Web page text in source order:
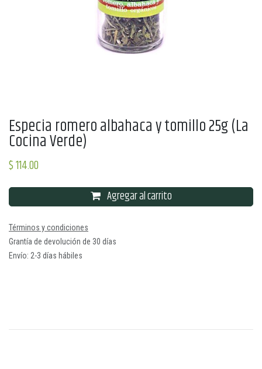
Especia romero albahaca y tomillo 25g (La
Cocina Verde)
$114.00
Agregar al carrito
Términos y condiciones
Grantía de devolución de 30 días
Envío: 2-3 días hábiles